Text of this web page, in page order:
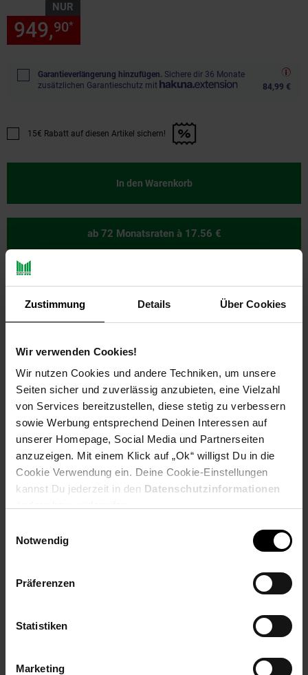
Zustimmung Details Über Cookies
Wir verwenden Cookies!
Wir nutzen Cookies und andere Techniken, um unsere
Seiten sicher und zuverlässig anzubieten, eine Vielzahl
von Services bereitzustellen, diese stetig zu verbessern
sowie Werbung entsprechend Deinen Interessen auf
unserer Homepage, Social Media und Partnerseiten
anzuzeigen. Mit einem Klick auf „Ok“ willigst Du in die
Cookie Verwendung ein. Deine Cookie-Einstellungen
kannst Du jederzeit in den Datenschutzinformationen
Notwendig
Präferenzen
Statistiken
Marketing
NUR
949,90*
Garantieverlängerung hinzufügen. Sichere dir 36 Monate
zusätzlichen Garantieschutz mit
84,99 €
Promotion "15€ Rabatt auf diesen Artikel sichern!" anwenden
15€ Rabatt auf diesen Artikel sichern!
In den Warenkorb
ab 72 Monatsraten à 17.56 €
PAYBACK
mit bis zu 1.400 Watt und Rührelementen aus Edelstahl erfüllt
selbst die höchsten Ansprüche mit ultimativer Präzision.
Artikelnummer: 3092753000